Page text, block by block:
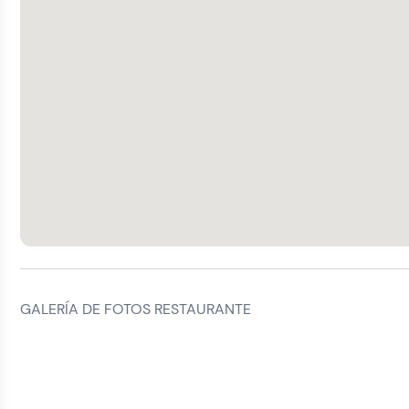
GALERÍA DE FOTOS RESTAURANTE